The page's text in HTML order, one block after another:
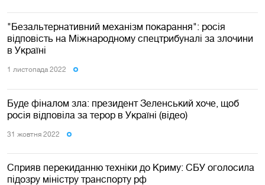
"Безальтернативний механізм покарання": росія
відповість на Міжнародному спецтрибуналі за злочини
в Україні
1 листопада 2022
Буде фіналом зла: президент Зеленський хоче, щоб
росія відповіла за терор в Україні (відео)
31 жовтня 2022
Сприяв перекиданню техніки до Криму: СБУ оголосила
підозру міністру транспорту рф